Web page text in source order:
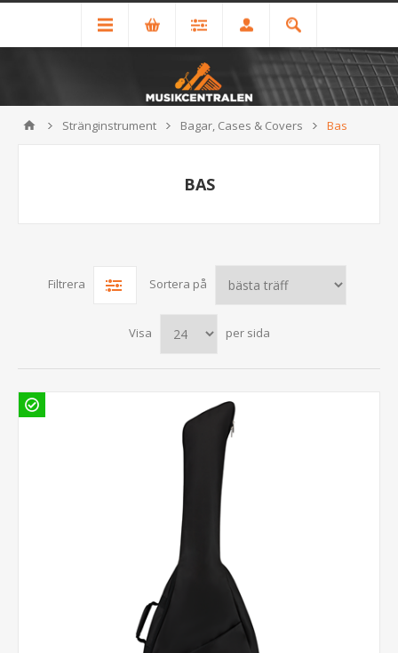
Stränginstrument Bagar, Cases & Covers Bas
BAS
Filtrera Sortera på
Visa per sida